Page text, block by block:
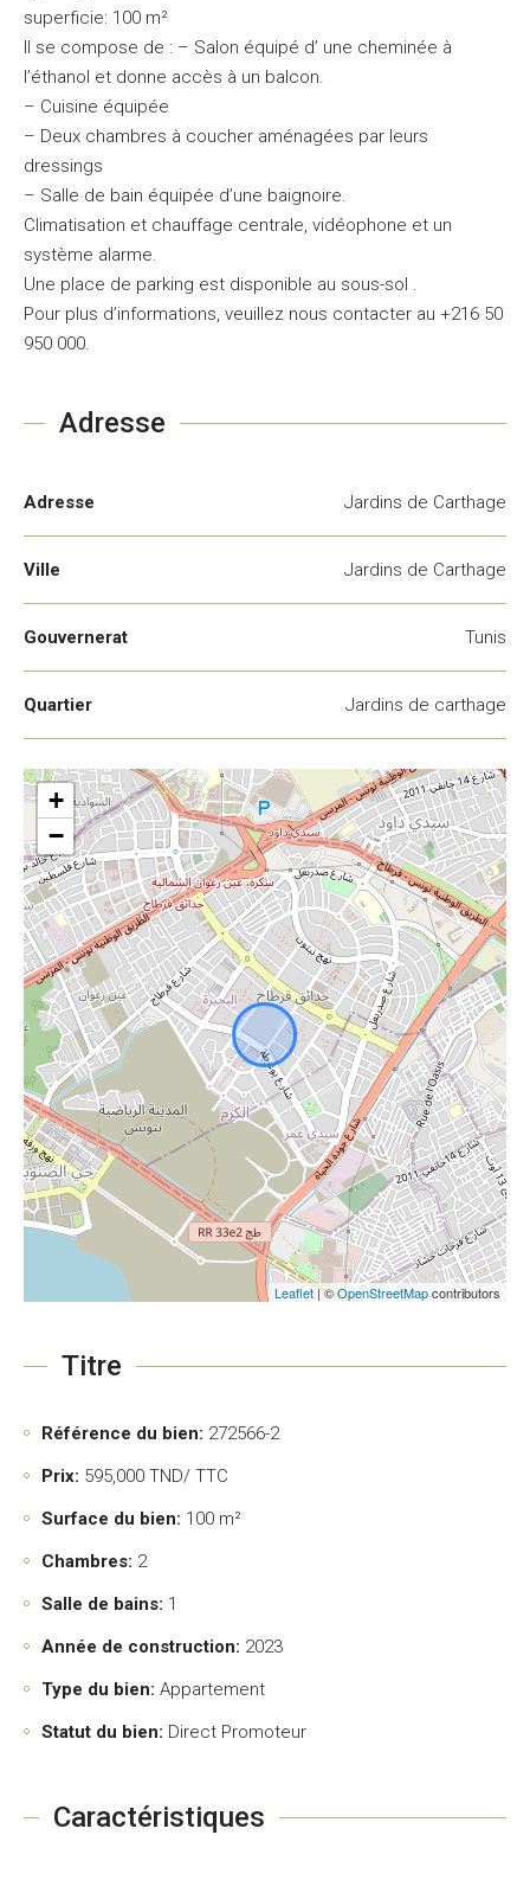
superficie: 100 m²
Il se compose de : – Salon équipé d’ une cheminée à
l’éthanol et donne accès à un balcon.
– Cuisine équipée
– Deux chambres à coucher aménagées par leurs
dressings
– Salle de bain équipée d’une baignoire.
Climatisation et chauffage centrale, vidéophone et un
système alarme.
Une place de parking est disponible au sous-sol .
Pour plus d’informations, veuillez nous contacter au +216 50
950 000.
Adresse
Adresse Jardins de Carthage
Ville Jardins de Carthage
Gouvernerat Tunis
Quartier Jardins de carthage
+
−
Leaflet| ©OpenStreetMapcontributors
Titre
Référence du bien: 272566-2
Prix: 595,000 TND/ TTC
Surface du bien: 100 m²
Chambres: 2
Salle de bains: 1
Année de construction: 2023
Type du bien: Appartement
Statut du bien: Direct Promoteur
Caractéristiques